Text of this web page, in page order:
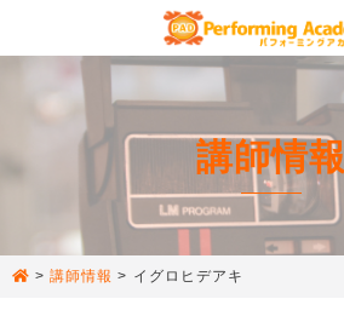
講師情報
>講師情報 > イグロヒデアキ